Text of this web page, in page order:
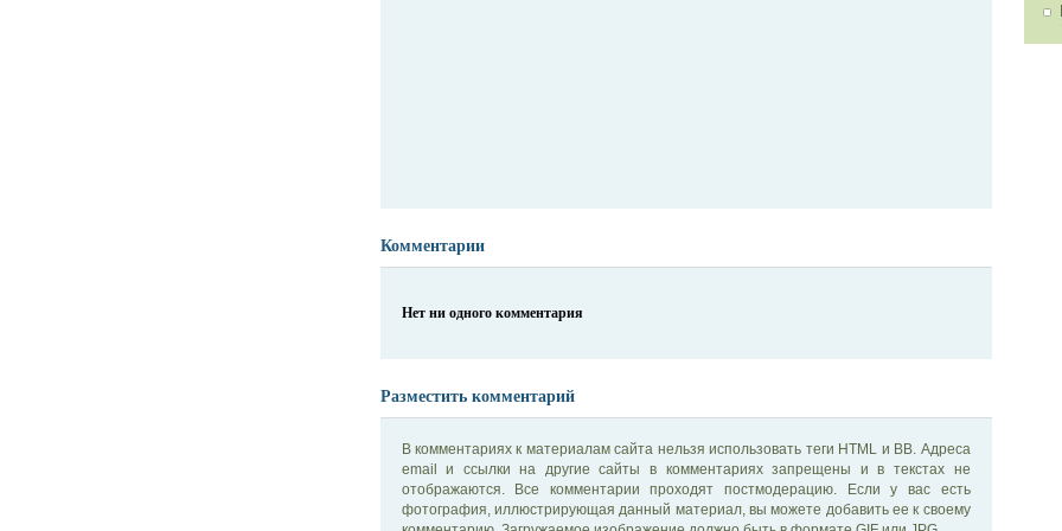
Комментарии
Нет ни одного комментария
Разместить комментарий
В комментариях к материалам сайта нельзя использовать теги HTML и BB. Адреса
email и ссылки на другие сайты в комментариях запрещены и в текстах не
отображаются. Все комментарии проходят постмодерацию. Если у вас есть
фотография, иллюстрирующая данный материал, вы можете добавить ее к своему